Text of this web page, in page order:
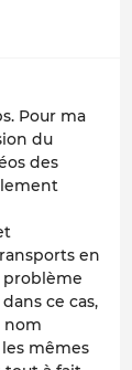
Pour ma
du
des
en
problème
ce cas,
nom
mêmes